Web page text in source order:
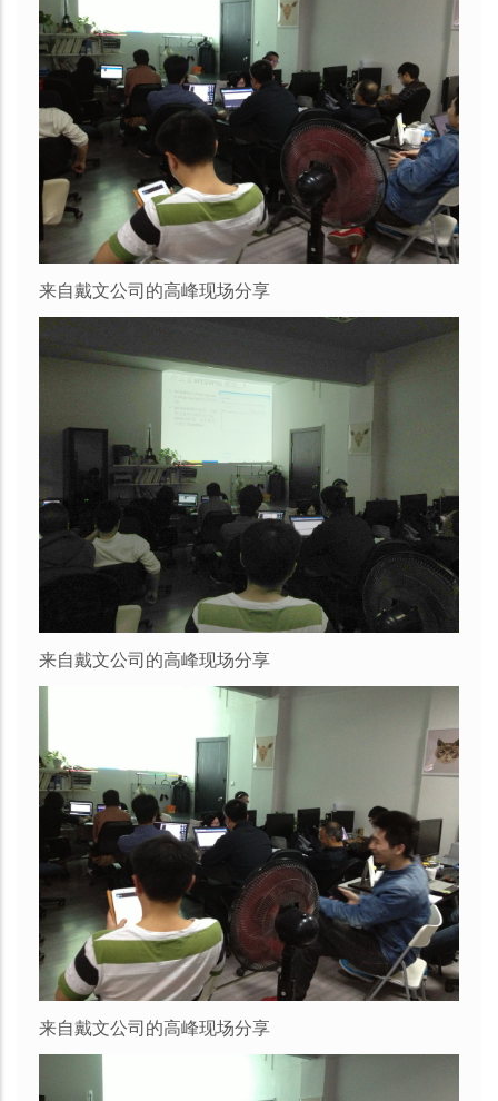
来自戴文公司的高峰现场分享
来自戴文公司的高峰现场分享
来自戴文公司的高峰现场分享